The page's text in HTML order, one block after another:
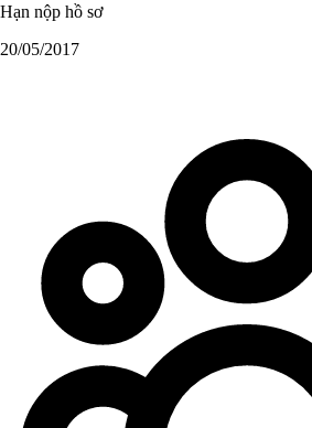
Hạn nộp hồ sơ
20/05/2017